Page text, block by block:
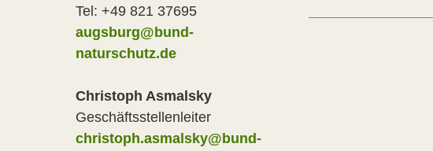
Tel: +49 821 37695
augsburg@bund-
naturschutz.de
Christoph Asmalsky
Geschäftsstellenleiter
christoph.asmalsky@bund-